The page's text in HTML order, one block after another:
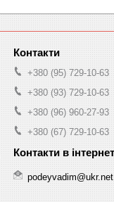
+380 (95) 729-10-63
+380 (93) 729-10-63
+380 (96) 960-27-93
+380 (67) 729-10-63
podeyvadim@ukr.net